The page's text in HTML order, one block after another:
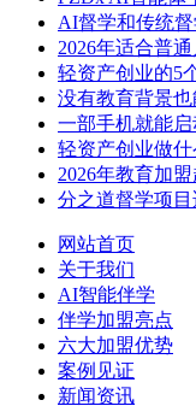
AI督学和传统
2026年适合普
轻资产创业的5
没有教育背景
一部手机就能
轻资产创业做
2026年教育加
分之道督学项
网站首页
关于我们
AI智能伴学
伴学加盟亮点
六大加盟优势
案例见证
新闻资讯